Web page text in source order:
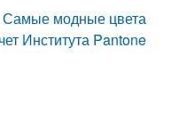
Самые модные цвета
Института Pantone